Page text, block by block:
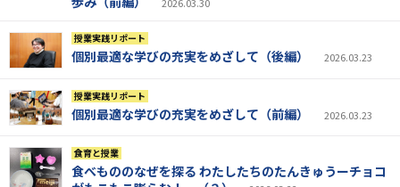
授業実践リポート
個別最適な学びの充実をめざして（後編） 2026.03.23
授業実践リポート
個別最適な学びの充実をめざして（前編） 2026.03.23
食育と授業
食べもののなぜを探る わたしたちのたんきゅうーチョコ